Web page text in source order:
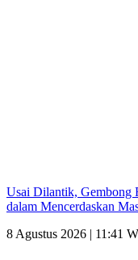
Usai Dilantik, Gembong
dalam Mencerdaskan
8 Agustus 2026 | 11:41